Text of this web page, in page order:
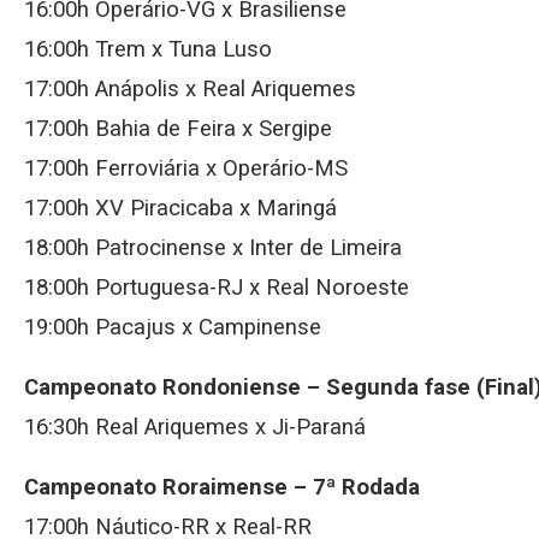
16:00h Operário-VG x Brasiliense
16:00h Trem x Tuna Luso
17:00h Anápolis x Real Ariquemes
17:00h Bahia de Feira x Sergipe
17:00h Ferroviária x Operário-MS
17:00h XV Piracicaba x Maringá
18:00h Patrocinense x Inter de Limeira
18:00h Portuguesa-RJ x Real Noroeste
19:00h Pacajus x Campinense
Campeonato Rondoniense – Segunda fase
16:30h Real Ariquemes x Ji-Paraná
Campeonato Roraimense – 7ª Rodada
17:00h Náutico-RR x Real-RR